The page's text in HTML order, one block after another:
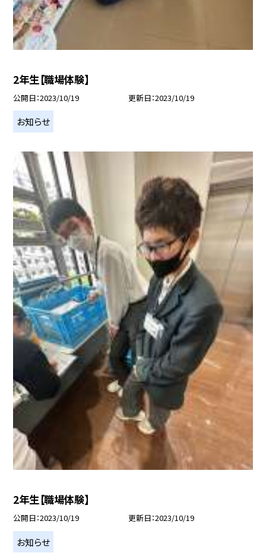
2年生【職場体験】
公開日 2023/10/19 更新日 2023/10/19
お知らせ
2年生【職場体験】
公開日 2023/10/19 更新日 2023/10/19
お知らせ